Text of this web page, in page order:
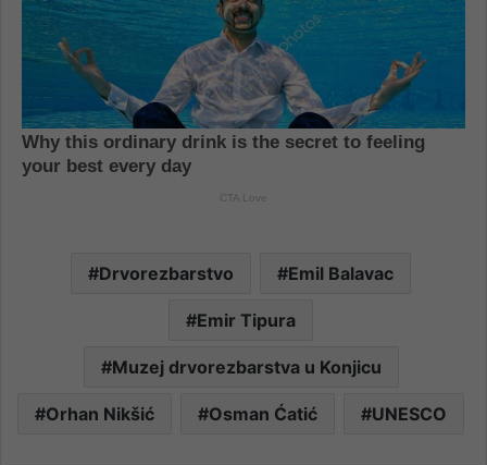
Drvorezbarstvo Emil Balavac
Emir Tipura
Muzej drvorezbarstva u Konjicu
Orhan Nikšić Osman Ćatić UNESCO